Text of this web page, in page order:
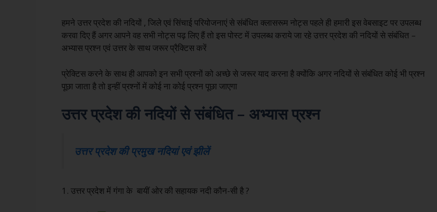
हमने उत्तर प्रदेश की नदियों , जिले एवं सिंचाई परियोजनाएं से संबंधित क्लासरूम नोट्स पहले ही हमारी इस वेबसाइट पर उपलब्ध
करवा दिए हैं अगर आपने वह सभी नोट्स पढ़ लिए हैं तो इस पोस्ट में उपलब्ध कराये जा रहे उत्तर प्रदेश की नदियों से संबंधित –
अभ्यास प्रश्न एवं उत्तर के साथ जरूर प्रैक्टिस करें
प्रेक्टिस करने के साथ ही आपको इन सभी प्रश्नों को अच्छे से जरूर याद करना है क्योंकि अगर नदियों से संबंधित कोई भी प्रश्न
पूछा जाता है तो इन्हीं प्रश्नों में कोई ना कोई प्रश्न पूछा जाएगा
उत्तर प्रदेश की नदियों से संबंधित – अभ्यास प्रश्न
उत्तर प्रदेश की प्रमुख नदियां एवं झीलें
1. उत्तर प्रदेश में गंगा के बायीं ओर की सहायक नदी कौन-सी है ?